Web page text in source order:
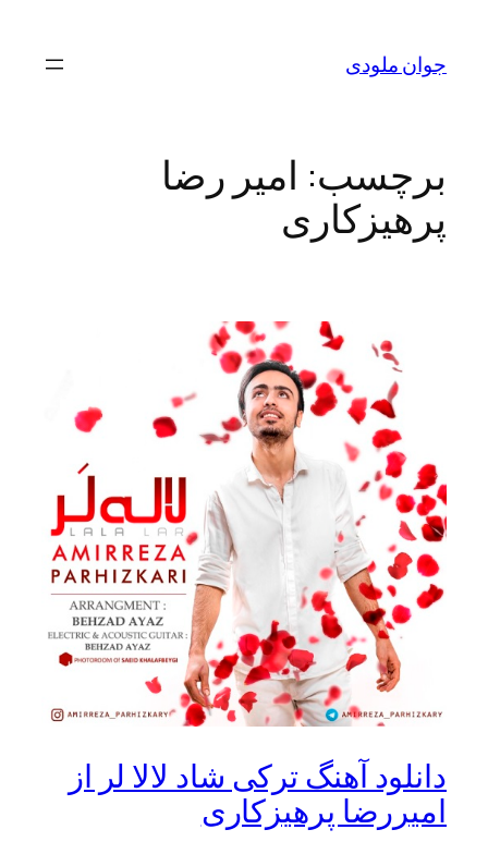
محتواجوان ملودی
برچسب: امیر رضا
پرهیزکاری
دانلود آهنگ ترکی شاد لالا لر از
امیررضا پرهیزکاری